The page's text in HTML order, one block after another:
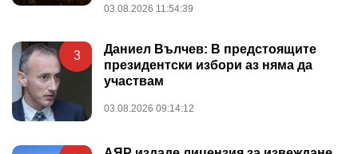
03.08.2026 11:54:39
3
Даниел Вълчев: В предстоящите
президентски избори аз няма да
участвам
03.08.2026 09:14:12